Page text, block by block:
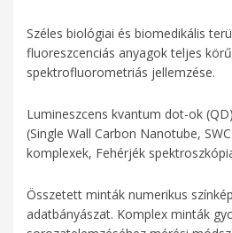
Széles biológiai és biomedikális
fluoreszcenciás anyagok teljes körű
spektrofluorometriás jellemzése.
Lumineszcens kvantum dot-ok
(Single Wall Carbon Nanotube,
komplexek, Fehérjék
Összetett minták numerikus
adatbányászat. Komplex minták